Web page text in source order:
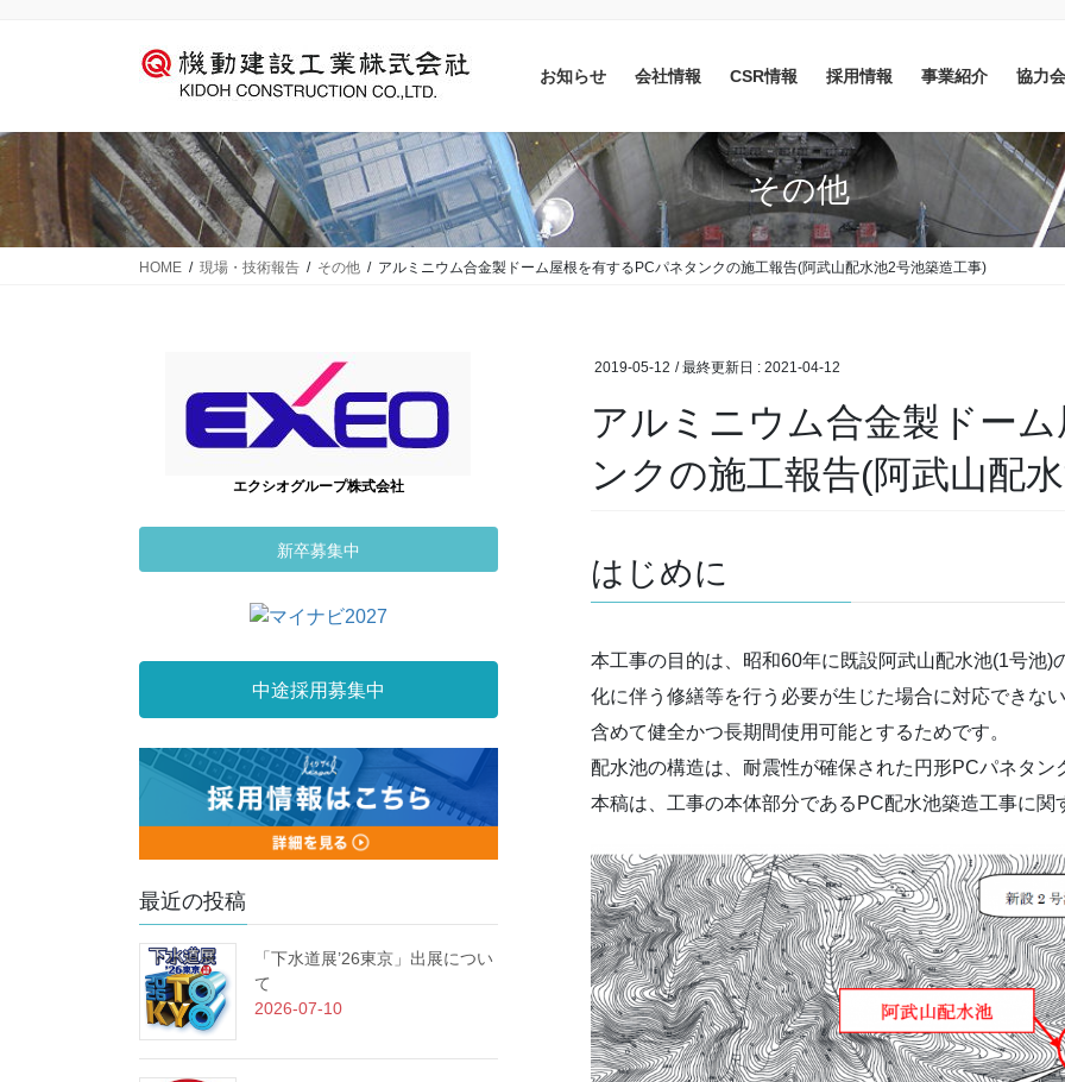
動
に
移
お知らせ 会社情報 CSR情報 採用情報 事業紹介 協力
その他
HOME 現場・技術報告 その他 アルミニウム合金製ドーム屋根を有するPCパネタンクの施工報告(阿武山配水池2号池築造工事)
2019-05-12 / 最終更新日 : 2021-04-12
アルミニウム合金製ドー
ンクの施工報告(阿武山配
はじめに
本工事の目的は、昭和60年に既設阿武山配水池(1号池
化に伴う修繕等を行う必要が生じた場合に対応できな
含めて健全かつ長期間使用可能とするためです。
配水池の構造は、耐震性が確保された円形PCパネタン
本稿は、工事の本体部分であるPC配水池築造工事に関
エクシオグループ株式会社
新卒募集中
中途採用募集中
最近の投稿
「下水道展’26東京」出展につい
て
2026-07-10